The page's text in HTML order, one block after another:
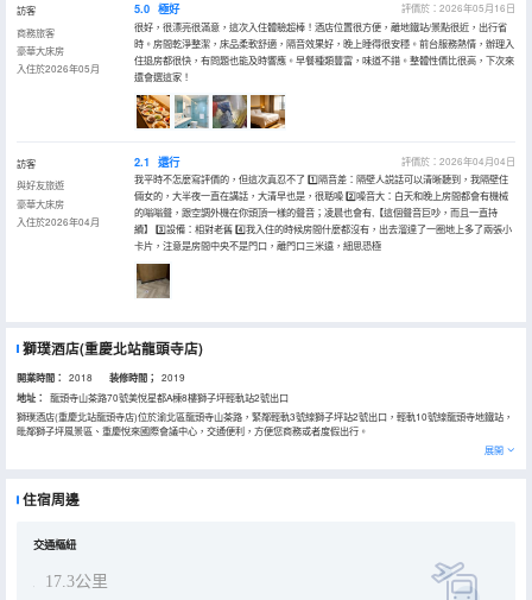
訪客
商務旅客
豪華大床房
入住於2026年05月
5.0 極好
評價於：2026年05月16日
很好，很漂亮很滿意，這次入住體驗超棒！酒店位置很方便，離地鐵站/景點很近，出行省
時。房間乾淨整潔，床品柔軟舒適，隔音效果好，晚上睡得很安穩。前台服務熱情，辦理入
住退房都很快，有問題也能及時響應。早餐種類豐富，味道不錯。整體性價比很高，下次來
還會選這家！
訪客
與好友旅遊
豪華大床房
入住於2026年04月
2.1 還行
評價於：2026年04月04日
我平時不怎麼寫評價的，但這次真忍不了 1️⃣隔音差：隔壁人説話可以清晰聽到，我隔壁住
倆女的，大半夜一直在講話，大清早也是，很聒噪 2️⃣噪音大：白天和晚上房間都會有機械
的嗡嗡聲，跟空調外機在你頭頂一樣的聲音；凌晨也會有,【這個聲音巨吵，而且一直持
續】 3️⃣設備：相對老舊 4️⃣我入住的時候房間什麼都沒有，出去溜達了一圈地上多了兩張小
卡片，注意是房間中央不是門口，離門口三米遠，細思恐極
獅璞酒店(重慶北站龍頭寺店)
開業時間： 2018 装修時間； 2019
地址：
龍頭寺山茶路70號美悅星都A棟8樓獅子坪輕軌站2號出口
獅璞酒店(重慶北站龍頭寺店)位於渝北區龍頭寺山茶路，緊鄰輕軌3號線獅子坪站2號出口，輕軌10號線龍頭寺地鐵站，
毗鄰獅子坪風景區、重慶悅來國際會議中心，交通便利，方便您商務或者度假出行。
人在旅途，路在遠方，或探親訪友，或打尖小歇，總有另一個“家”在等着我們去尋找。獅璞酒店的設計源於獅者，冷峻
尊貴；璞者，真摯善淳。而此空間傳遞的亦是這尊外祥內而望客駐朋留的深意。融入女性對”寬敞明亮的大堂，天然紋理
客房的色調偏暖色，大面積親近木感飾面，營造温馨安靜的氣氛，實現空間和使用功能的上佳平衡，少許樸素裸露的小
展開
住宿周邊
交通樞紐
17.3公里